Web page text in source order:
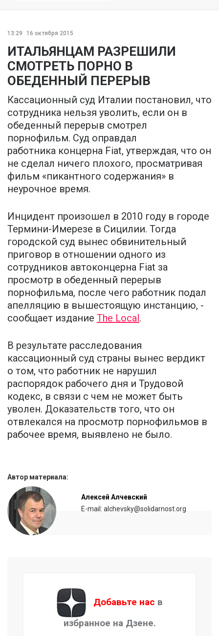
13:29 16 октября 2015
ИТАЛЬЯНЦАМ РАЗРЕШИЛИ
СМОТРЕТЬ ПОРНО В
ОБЕДЕННЫЙ ПЕРЕРЫВ
Кассационный суд Италии постановил, что
сотрудника нельзя уволить, если он в
обеденный перерыв смотрел
порнофильм. Суд оправдал
работника концерна Fiat, утверждая, что он
не сделал ничего плохого, просматривая
фильм «пикантного содержания» в
неурочное время.
Инцидент произошел в 2010 году в городе
Термини-Имерезе в Сицилии. Тогда
городской суд вынес обвинительный
приговор в отношении одного из
сотрудников автоконцерна Fiat за
просмотр в обеденный перерыв
порнофильма, после чего работник подал
апелляцию в вышестоящую инстанцию, -
сообщает издание The Local.
В результате расследования
кассационный суд страны вынес вердикт
о том, что работник не нарушил
распорядок рабочего дня и Трудовой
кодекс, в связи с чем не может быть
уволен. Доказательств того, что он
отвлекался на просмотр порнофильмов в
рабочее время, выявлено не было.
Автор материала:
Алексей Алчевский
E-mail: alchevsky@solidarnost.org
Добавьте нас в
избранное на Дзене.